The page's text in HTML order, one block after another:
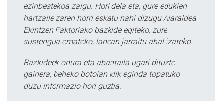
ezinbestekoa zaigu. Hori dela eta, gure edukien
hartzaile zaren horri eskatu nahi dizugu Aiaraldea
Ekintzen Faktoriako bazkide egiteko, zure
sustengua emateko, lanean jarraitu ahal izateko.
Bazkideek onura eta abantaila ugari dituzte
gainera, beheko botoian klik eginda topatuko
duzu informazio hori guztia.